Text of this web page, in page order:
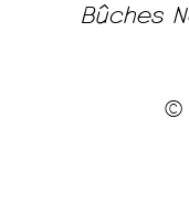
Bûches
©